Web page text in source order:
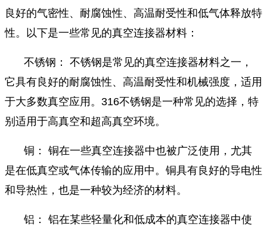
良好的气密性、耐腐蚀性、高温耐受性和低气体释放特
性。以下是一些常见的真空连接器材料：
不锈钢： 不锈钢是常见的真空连接器材料之一，
它具有良好的耐腐蚀性、高温耐受性和机械强度，适用
于大多数真空应用。316不锈钢是一种常见的选择，特
别适用于高真空和超高真空环境。
铜： 铜在一些真空连接器中也被广泛使用，尤其
是在低真空或气体传输的应用中。铜具有良好的导电性
和导热性，也是一种较为经济的材料。
铝： 铝在某些轻量化和低成本的真空连接器中使